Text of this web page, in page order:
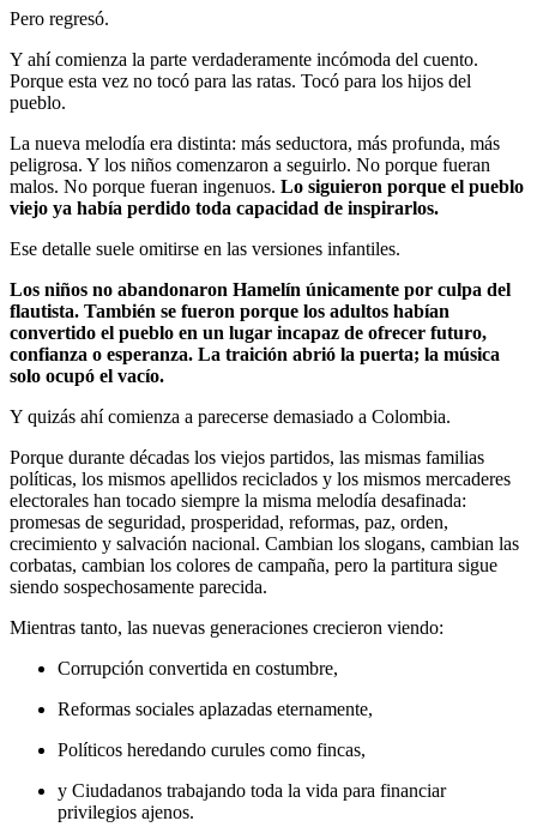
Pero regresó.
Y ahí comienza la parte verdaderamente incómoda del cuento.
Porque esta vez no tocó para las ratas. Tocó para los hijos del
pueblo.
La nueva melodía era distinta: más seductora, más profunda, más
peligrosa. Y los niños comenzaron a seguirlo. No porque fueran
malos. No porque fueran ingenuos. Lo siguieron porque el pueblo
viejo ya había perdido toda capacidad de inspirarlos.
Ese detalle suele omitirse en las versiones infantiles.
Los niños no abandonaron Hamelín únicamente por culpa del
flautista. También se fueron porque los adultos habían
convertido el pueblo en un lugar incapaz de ofrecer futuro,
confianza o esperanza. La traición abrió la puerta; la música
solo ocupó el vacío.
Y quizás ahí comienza a parecerse demasiado a Colombia.
Porque durante décadas los viejos partidos, las mismas familias
políticas, los mismos apellidos reciclados y los mismos mercaderes
electorales han tocado siempre la misma melodía desafinada:
promesas de seguridad, prosperidad, reformas, paz, orden,
crecimiento y salvación nacional. Cambian los slogans, cambian las
corbatas, cambian los colores de campaña, pero la partitura sigue
siendo sospechosamente parecida.
Mientras tanto, las nuevas generaciones crecieron viendo:
Corrupción convertida en costumbre,
Reformas sociales aplazadas eternamente,
Políticos heredando curules como fincas,
y Ciudadanos trabajando toda la vida para financiar
privilegios ajenos.